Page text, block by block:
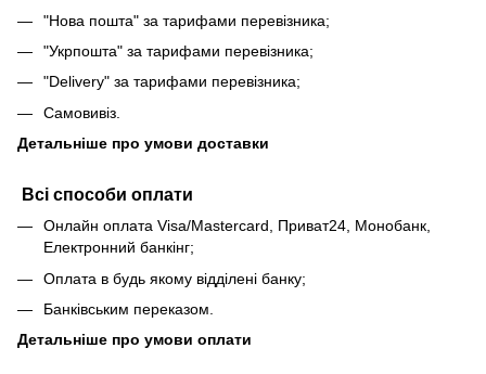
"Нова пошта" за тарифами перевізника;
"Укрпошта" за тарифами перевізника;
"Delivery" за тарифами перевізника;
Самовивіз.
Детальніше про умови доставки
Всі способи оплати
Онлайн оплата Visa/Mastercard, Приват24, Монобанк,
Електронний банкінг;
Оплата в будь якому відділені банку;
Банківським переказом.
Детальніше про умови оплати